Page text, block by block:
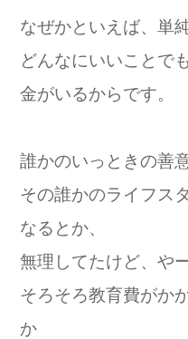
なぜかといえば、単
どんなにいいことで
金がいるからです。
誰かのいっときの善
その誰かのライフス
なるとか、
無理してたけど、や
そろそろ教育費がか
か